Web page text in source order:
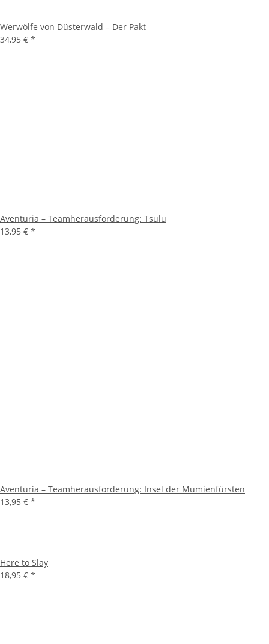
Werwölfe von Düsterwald – Der Pakt
34,95 € *
Aventuria – Teamherausforderung: Tsulu
13,95 € *
Aventuria – Teamherausforderung: Insel der Mumienfürsten
13,95 € *
Here to Slay
18,95 € *